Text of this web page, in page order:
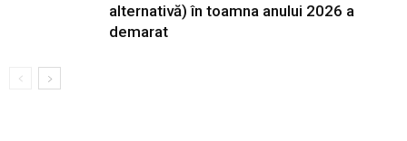
alternativă) în toamna anului 2026 a
demarat